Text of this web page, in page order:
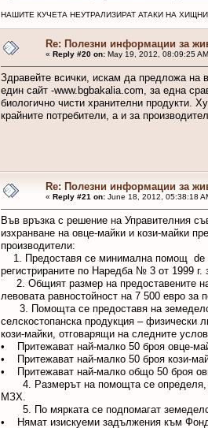
НАШИТЕ КУЧЕТА НЕУТРАЛИЗИРАТ АТАКИ НА
Re: Полезни информации за
« Reply #20 on:May 19, 2012, 08:09:25
Здравейте всички, искам да предложа на
един сайт -www.bgbakalia.com, за една
биологично чисти хранителни продукти.
крайните потребители, а и за
Re: Полезни информации за
« Reply #21 on:June 18, 2012, 05:38:18
Във връзка с решение на Управителния
изхранване на овце-майки и кози-майки
производители:
1. Предоставя се минимална помощ de
регистрираните по Наредба № 3 от 1999 г.
2. Общият размер на предоставените
левовата равностойност на 7 500 евро за
3. Помощта се предоставя на
селскостопанска продукция – физически
кози-майки, отговарящи на следните
• Притежават най-малко 50 броя овце-
• Притежават най-малко 50 броя кози-
• Притежават най-малко общо 50 броя
4. Размерът на помощта се определя,
МЗХ.
5. По мярката се подпомагат
• Нямат изискуеми задължения към